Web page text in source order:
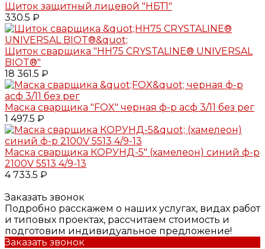
Щиток защитный лицевой "НБТ1"
330.5 ₽
Щиток сварщика "НН75 CRYSTALINE® UNIVERSAL
BIOT®"
18 361.5 ₽
Маска сварщика "FOX" черная ф-р асф 3/11 без рег
1 497.5 ₽
Маска сварщика КОРУНД-5" (хамелеон) синий ф-р
2100V 5513 4/9-13
4 733.5 ₽
Заказать звонок
Подробно расскажем о наших услугах, видах работ
и типовых проектах, рассчитаем стоимость и
подготовим индивидуальное предложение!
Заказать звонок